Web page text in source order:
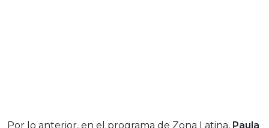
Por lo anterior, en el programa de Zona Latina, Paula